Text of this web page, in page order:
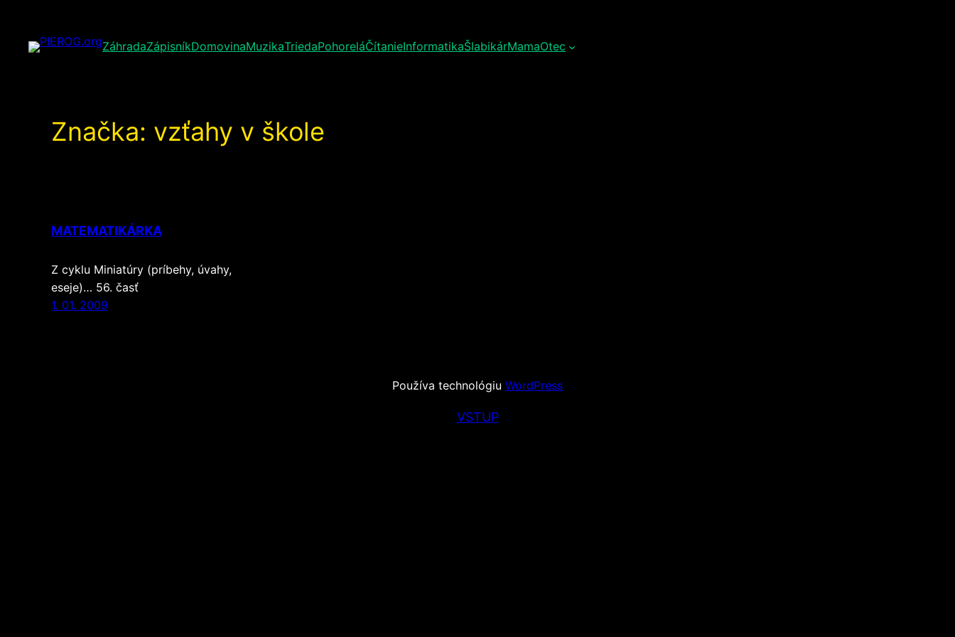
obsah
ZáhradaZápisníkDomovinaMuzikaTriedaPohoreláČítanieInformatikaŠlabikárMamaOtec
Značka: vzťahy v škole
MATEMATIKÁRKA
Z cyklu Miniatúry (príbehy, úvahy,
eseje)… 56. časť
1. 01. 2009
Používa technológiu WordPress
VSTUP